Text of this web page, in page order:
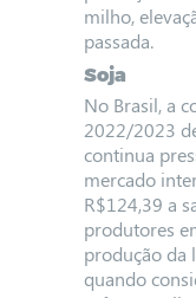
milho,
passada.
Soja
No Brasil, a
2022/2023
continua
mercado
R$124,39 a
produtores
produção da
quando